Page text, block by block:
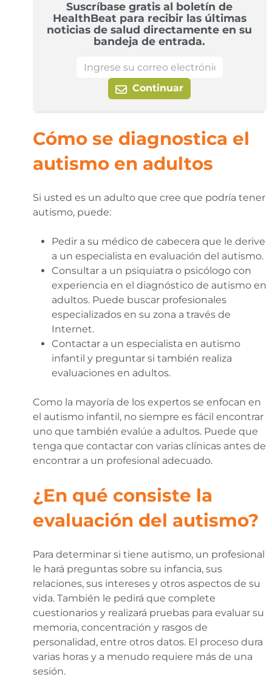
Suscríbase gratis al boletín de
HealthBeat para recibir las últimas
noticias de salud directamente en su
bandeja de entrada.
Continuar
Cómo se diagnostica el
autismo en adultos
Si usted es un adulto que cree que podría tener
autismo, puede:
Pedir a su médico de cabecera que le derive
a un especialista en evaluación del autismo.
Consultar a un psiquiatra o psicólogo con
experiencia en el diagnóstico de autismo en
adultos. Puede buscar profesionales
especializados en su zona a través de
Internet.
Contactar a un especialista en autismo
infantil y preguntar si también realiza
evaluaciones en adultos.
Como la mayoría de los expertos se enfocan en
el autismo infantil, no siempre es fácil encontrar
uno que también evalúe a adultos. Puede que
tenga que contactar con varias clínicas antes de
encontrar a un profesional adecuado.
¿En qué consiste la
evaluación del autismo?
Para determinar si tiene autismo, un profesional
le hará preguntas sobre su infancia, sus
relaciones, sus intereses y otros aspectos de su
vida. También le pedirá que complete
cuestionarios y realizará pruebas para evaluar su
memoria, concentración y rasgos de
personalidad, entre otros datos. El proceso dura
varias horas y a menudo requiere más de una
sesión.